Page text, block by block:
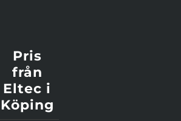
Pris
från
Eltec i
Köping